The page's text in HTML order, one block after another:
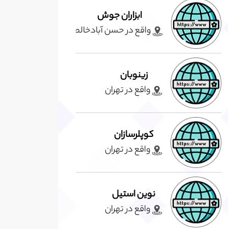
ابزاران جوش
واقع در حسن آبادخالصه
زینوبان
واقع در تهران
کوپلرسازان
واقع در تهران
نوین استیل
واقع در تهران